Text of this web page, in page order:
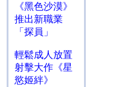
《黑色沙漠》
推出新職業
「探員」
輕鬆成人放置
射擊大作《星
慾姬絆》